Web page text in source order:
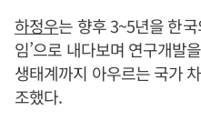
하정우는 향후 3~5년을 한
임’으로 내다보며 연구개발
생태계까지 아우르는 국가
조했다.